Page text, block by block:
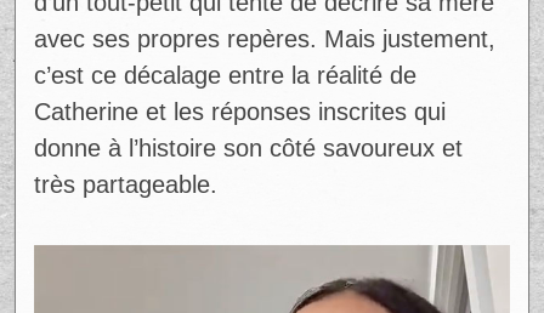
Comme souvent avec les publications tirées
de la vie quotidienne, c’est le contraste